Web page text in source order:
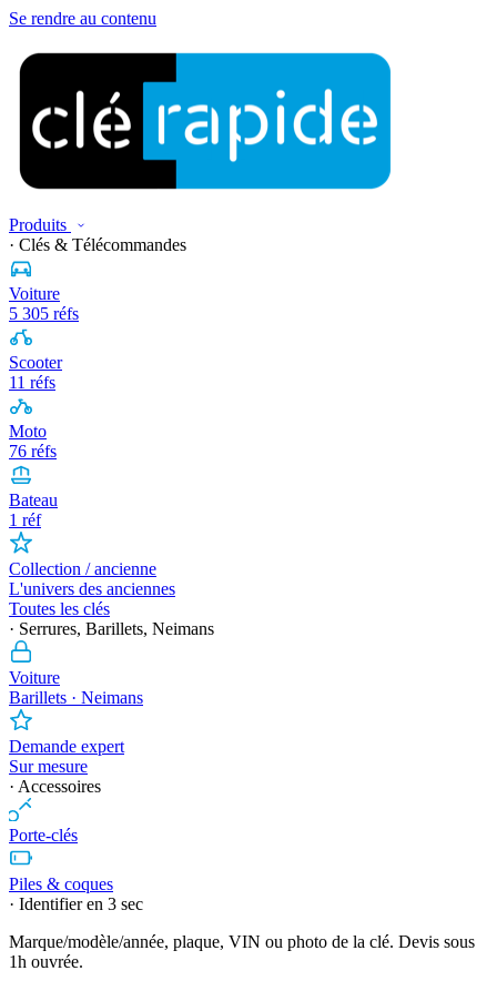
Se rendre au contenu
Produits
· Clés & Télécommandes
Voiture
5 305 réfs
Scooter
11 réfs
Moto
76 réfs
Bateau
1 réf
Collection / ancienne
L'univers des anciennes
Toutes les clés
· Serrures, Barillets, Neimans
Voiture
Barillets · Neimans
Demande expert
Sur mesure
· Accessoires
Porte-clés
Piles & coques
· Identifier en 3 sec
Marque/modèle/année, plaque, VIN ou photo de la clé. Devis sous
1h ouvrée.